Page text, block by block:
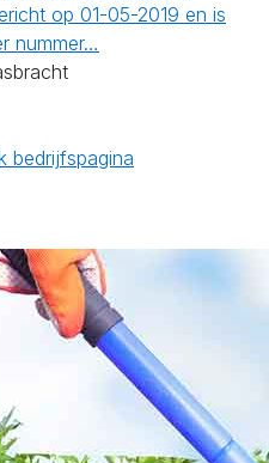
op 01-05-2019 en is
nummer…
bedrijfspagina